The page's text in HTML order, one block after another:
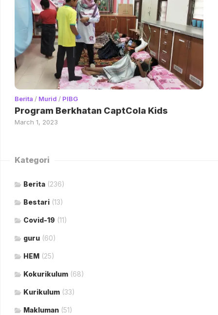
Berita / Murid / PIBG
Program Berkhatan CaptCola Kids
March 1, 2023
Kategori
Berita (236)
Bestari (13)
Covid-19 (11)
guru (60)
HEM (25)
Kokurikulum (68)
Kurikulum (33)
Makluman (51)